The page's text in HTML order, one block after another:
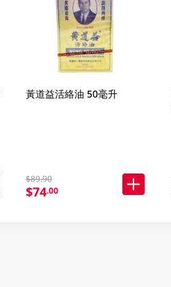
黃道益活絡油 50毫升
$89.90
$74.00